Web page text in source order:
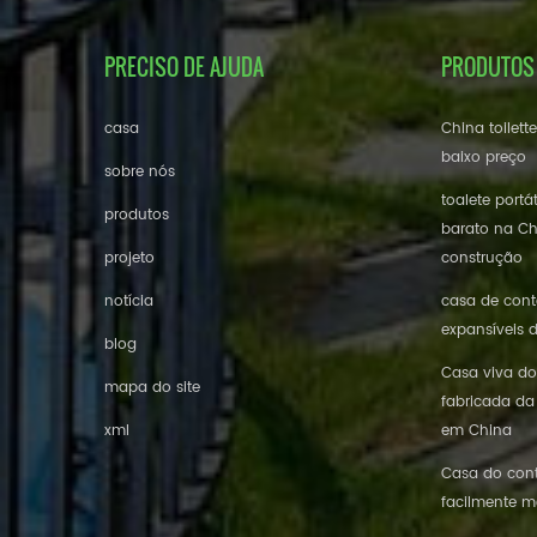
PRECISO DE AJUDA
casa
sobre nós
produtos
projeto
notícia
blog
mapa do site
xml
China
baixo preço
toalete
barato na
construção
casa de
expansíveis
Casa viva
fabricada
em China
Casa do
facilmente